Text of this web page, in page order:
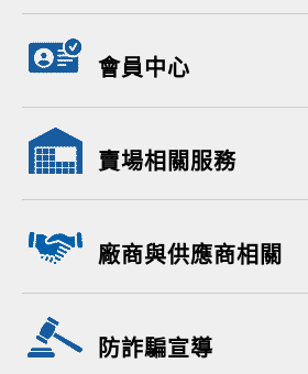
會員中心
賣場相關服務
廠商與供應商相關
防詐騙宣導